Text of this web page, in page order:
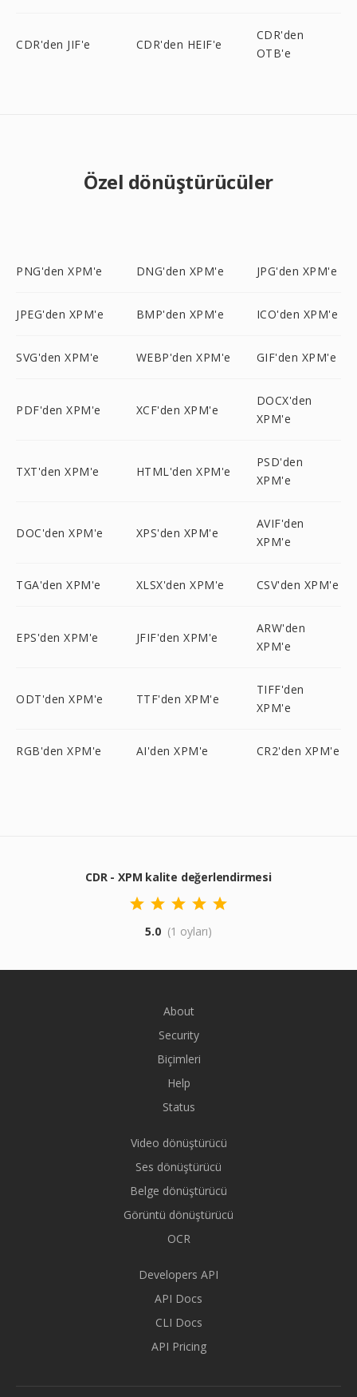
CDR'den JIF'e CDR'den HEIF'e
CDR'den
OTB'e
Özel dönüştürücüler
PNG'den XPM'e DNG'den XPM'e JPG'den XPM'e
JPEG'den XPM'e BMP'den XPM'e ICO'den XPM'e
SVG'den XPM'e WEBP'den XPM'e GIF'den XPM'e
PDF'den XPM'e XCF'den XPM'e
DOCX'den
XPM'e
TXT'den XPM'e HTML'den XPM'e
PSD'den
XPM'e
DOC'den XPM'e XPS'den XPM'e
AVIF'den
XPM'e
TGA'den XPM'e XLSX'den XPM'e CSV'den XPM'e
EPS'den XPM'e JFIF'den XPM'e
ARW'den
XPM'e
ODT'den XPM'e TTF'den XPM'e
TIFF'den
XPM'e
RGB'den XPM'e AI'den XPM'e CR2'den XPM'e
CDR - XPM kalite değerlendirmesi
5.0 (1 oyları)
About
Security
Biçimleri
Help
Status
Video dönüştürücü
Ses dönüştürücü
Belge dönüştürücü
Görüntü dönüştürücü
OCR
Developers API
API Docs
CLI Docs
API Pricing